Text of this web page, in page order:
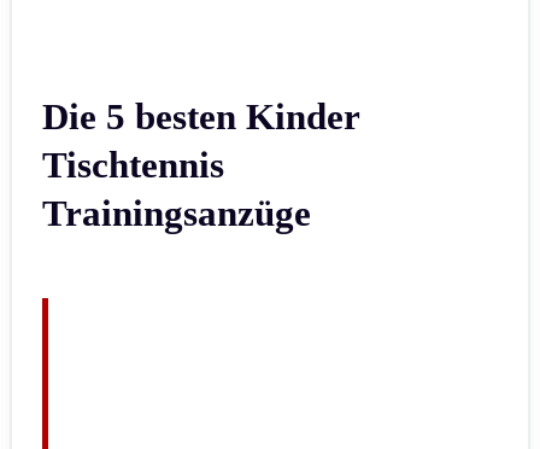
Die 5 besten Kinder
Tischtennis
Trainingsanzüge